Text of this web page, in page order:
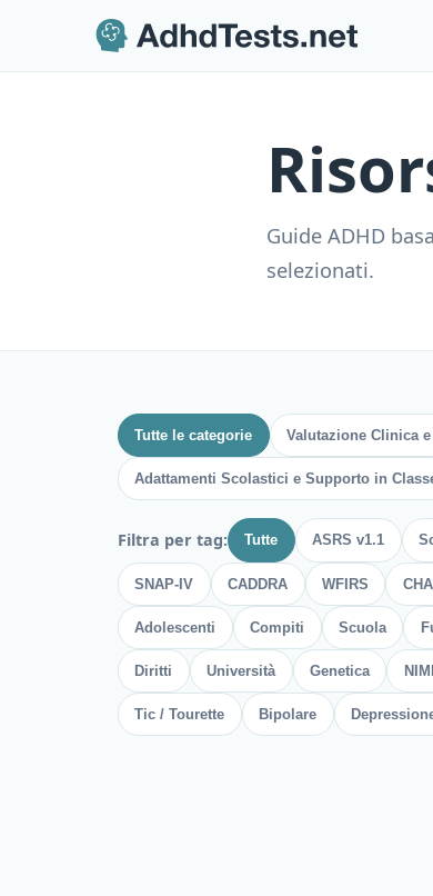
Guide ADHD
selezionati.
Tutte le categorie Valutazione Clinica
Adattamenti Scolastici e Supporto in
Filtra per tag: Tutte ASRS v1.1
SNAP-IV CADDRA WFIRS
Adolescenti Compiti Scuola
Diritti Università Genetica
Tic / Tourette Bipolare